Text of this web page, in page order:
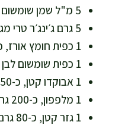
5 מ"ל שמן שומשום קלוי (שומן בלתי רווי וארומה עמוקה)
5 גרם ג׳ינג׳ר טרי מגורר (נוגדי חמצון ותחושת רעננות)
1 כפית חומץ אורז, כ-5 מ"ל (איזון חומציות עדין)
1 כפית שומשום לבן או שחור, כ-3 גרם (סידן ומינרלים)
1 אבוקדו קטן, כ-150 גרם, פרוס דק (סיבים ושומן חד בלתי רווי)
1 מלפפון, כ-200 גרם, פרוס דק (מים, אשלגן וקריספיות)
1 גזר קטן, כ-80 גרם, חתוך לרצועות דקות (בטא קרוטן וויטמין A)